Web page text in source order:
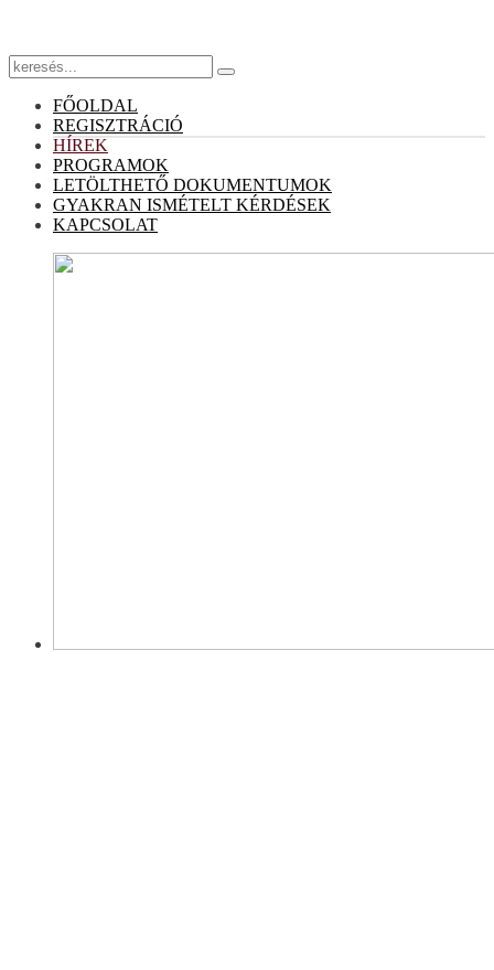
FŐOLDAL
REGISZTRÁCIÓ
HÍREK
PROGRAMOK
LETÖLTHETŐ DOKUMENTUMOK
GYAKRAN ISMÉTELT KÉRDÉSEK
KAPCSOLAT